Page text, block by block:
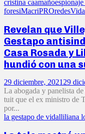
cristina caamañoespionaje
foresiMacriPROredes
Revelan que
Gestapo
Casa Rosada y
hundió con una
29 diciembre, 202129
La abogada y panelista
tuit que el ex ministro de
por...
la gestapo de vidalliliana